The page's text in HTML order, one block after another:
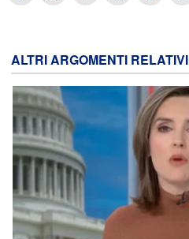
ALTRI ARGOMENTI RELATIVI